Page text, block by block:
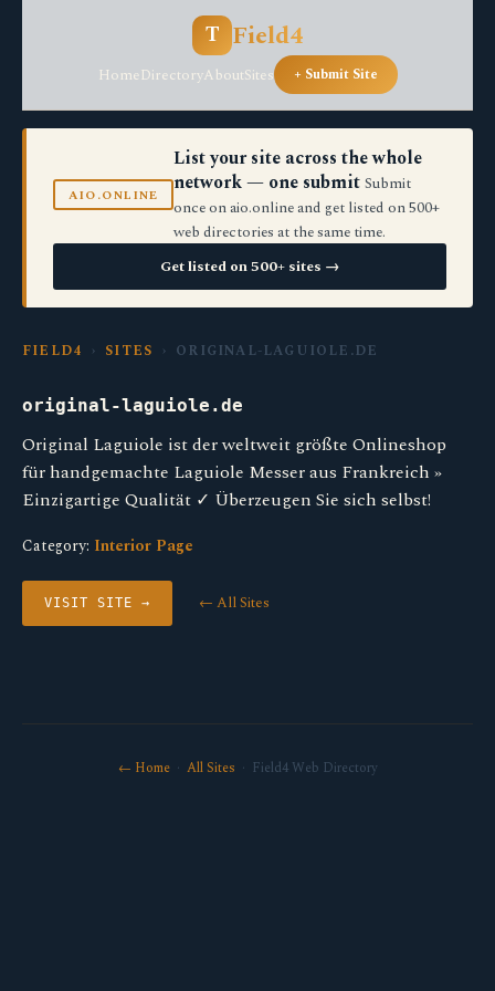
T Field4
HomeDirectoryAboutSites + Submit Site
AIO.ONLINE
List your site across the whole
network — one submit Submit
once on aio.online and get listed on 500+
web directories at the same time.
Get listed on 500+ sites →
FIELD4 › SITES › ORIGINAL-LAGUIOLE.DE
original-laguiole.de
Original Laguiole ist der weltweit größte Onlineshop
für handgemachte Laguiole Messer aus Frankreich »
Einzigartige Qualität ✓ Überzeugen Sie sich selbst!
Category: Interior Page
VISIT SITE → ← All Sites
← Home· All Sites · Field4 Web Directory